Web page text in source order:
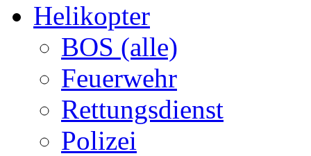
Helikopter
BOS (alle)
Feuerwehr
Rettungsdienst
Polizei